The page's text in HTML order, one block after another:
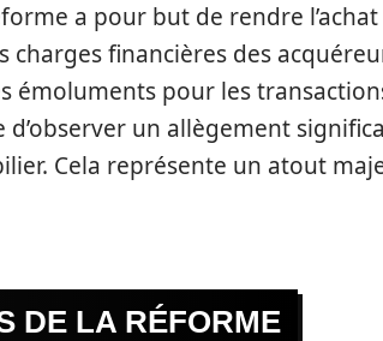
a pour but de rendre l’achat
charges financières des
émoluments pour les
un allègement
Cela représente un atout
DE LA RÉFORME